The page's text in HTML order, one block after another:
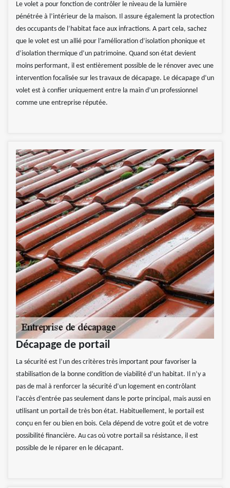
Le volet a pour fonction de contrôler le niveau de la lumière
pénétrée à l’intérieur de la maison. Il assure également la protection
des occupants de l’habitat face aux infractions. A part cela, sachez
que le volet est un allié pour l’amélioration d’isolation phonique et
d’isolation thermique d’un patrimoine. Quand son état devient
moins performant, il est entièrement possible de le rénover avec une
intervention focalisée sur les travaux de décapage. Le décapage d’un
volet est à confier uniquement entre la main d’un professionnel
comme une entreprise réputée.
Décapage de portail
La sécurité est l’un des critères très important pour favoriser la
stabilisation de la bonne condition de viabilité d’un habitat. Il n’y a
pas de mal à renforcer la sécurité d’un logement en contrôlant
l’accès d’entrée pas seulement dans le porte principal, mais aussi en
utilisant un portail de très bon état. Habituellement, le portail est
conçu en fer ou bien en bois. Cela dépend de votre goût et de votre
possibilité financière. Au cas où votre portail sa résistance, il est
possible de le réparer en le décapant.